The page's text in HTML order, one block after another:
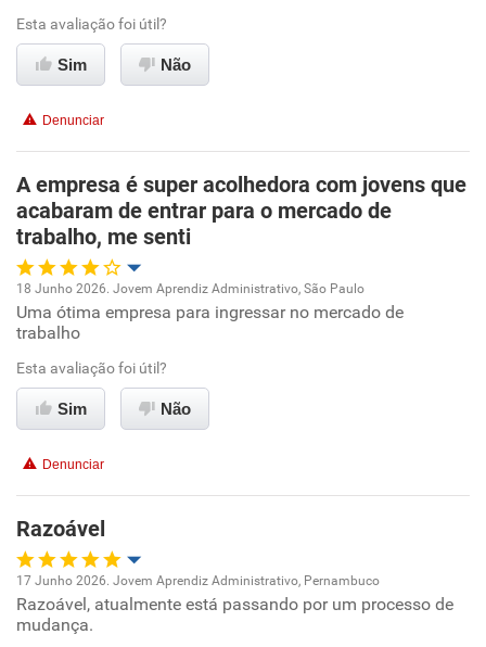
Conciliação com a vida familiar
Benefícios
Recomenda esta empresa
Esta avaliação foi útil?
Sim Não
Denunciar
A empresa é super acolhedora com jovens que
acabaram de entrar para o mercado de
trabalho, me senti
Oportunidade de promoção
Ambiente de trabalho
Conciliação com a vida familiar
Recomenda esta empresa
Recomenda a diretoria
18 Junho 2026. Jovem Aprendiz Administrativo, São Paulo
Uma ótima empresa para ingressar no mercado de
trabalho
Esta avaliação foi útil?
Sim Não
Denunciar
Razoável
Oportunidade de promoção
17 Junho 2026. Jovem Aprendiz Administrativo, Pernambuco
Razoável, atualmente está passando por um processo de
mudança.